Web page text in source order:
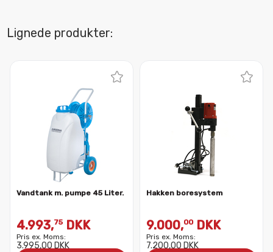
Lignede produkter:
Vandtank m. pumpe 45 Liter.
4.993,75 DKK
Pris ex. Moms:
3.995,00 DKK
Hakken boresystem
9.000,00DKK
Pris ex. Moms:
7.200,00 DKK